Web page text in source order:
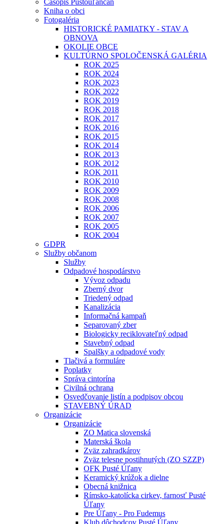
Časopis Pustoúľančan
Kniha o obci
Fotogaléria
HISTORICKÉ PAMIATKY - STAV A
OBNOVA
OKOLIE OBCE
KULTÚRNO SPOLOČENSKÁ GALÉRIA
ROK 2025
ROK 2024
ROK 2023
ROK 2022
ROK 2019
ROK 2018
ROK 2017
ROK 2016
ROK 2015
ROK 2014
ROK 2013
ROK 2012
ROK 2011
ROK 2010
ROK 2009
ROK 2008
ROK 2006
ROK 2007
ROK 2005
ROK 2004
GDPR
Služby občanom
Služby
Odpadové hospodárstvo
Vývoz odpadu
Zberný dvor
Triedený odpad
Kanalizácia
Informačná kampaň
Separovaný zber
Biologicky reciklovateľný odpad
Stavebný odpad
Spalšky a odpadové vody
Tlačivá a formuláre
Poplatky
Správa cintorína
Civilná ochrana
Osvedčovanie listín a podpisov obcou
STAVEBNÝ ÚRAD
Organizácie
Organizácie
ZO Matica slovenská
Materská škola
Zväz zahradkárov
Zväz telesne postihnutých (ZO SZZP)
OFK Pusté Úľany
Keramický krúžok a dielne
Obecná knižnica
Rímsko-katolícka cirkev, farnosť Pusté
Úľany
Pre Úľany - Pro Fudemus
Klub dôchodcov Pusté Úľany